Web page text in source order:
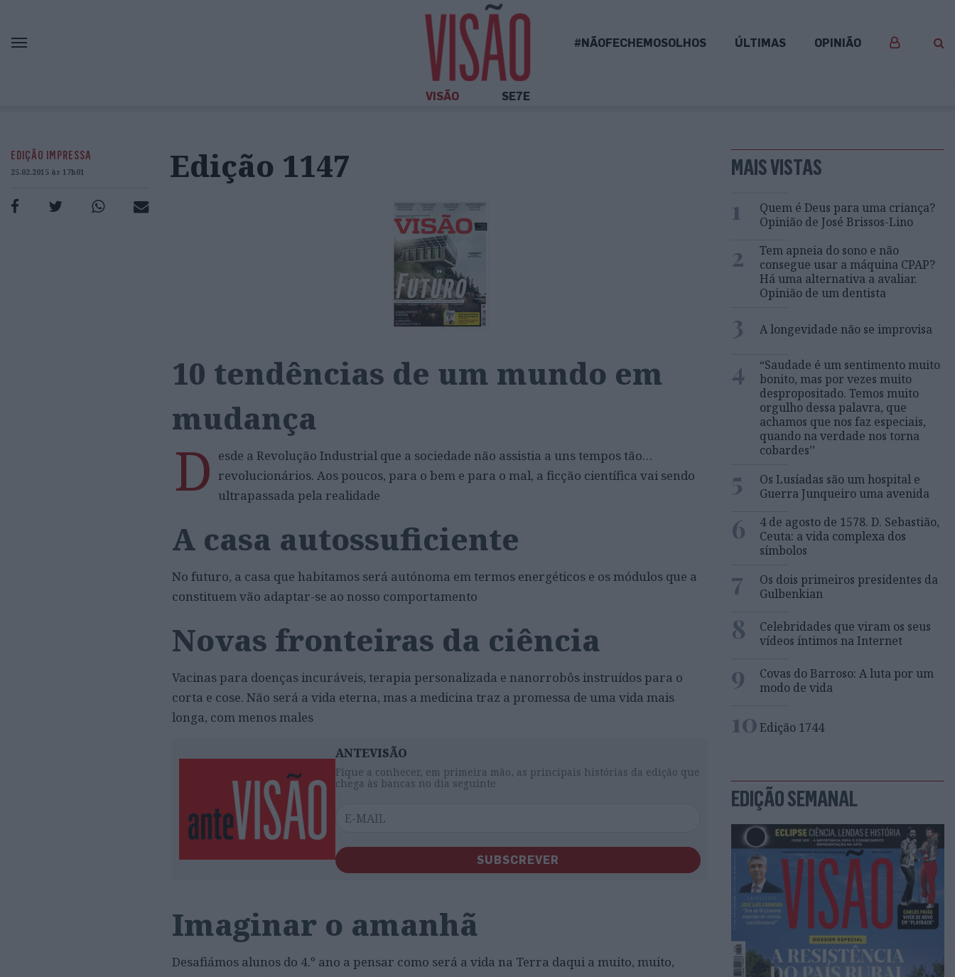
#NÃOFECHEMOSOLHOS ÚLTIMAS OPINIÃO
VISÃO SE7E
EDIÇÃO IMPRESSA
25.02.2015 às 17h01 Edição 1147
10 tendências de um mundo em
mudança
D esde a Revolução Industrial que a sociedade não assistia a uns tempos tão…
revolucionários. Aos poucos, para o bem e para o mal, a ficção científica vai sendo
ultrapassada pela realidade
A casa autossuficiente
No futuro, a casa que habitamos será autónoma em termos energéticos e os módulos que a
constituem vão adaptar-se ao nosso comportamento
Novas fronteiras da ciência
Vacinas para doenças incuráveis, terapia personalizada e nanorrobôs instruídos para o
corta e cose. Não será a vida eterna, mas a medicina traz a promessa de uma vida mais
longa, com menos males
ANTEVISÃO
Fique a conhecer, em primeira mão, as principais histórias da edição que
chega às bancas no dia seguinte
SUBSCREVER
Imaginar o amanhã
Desafiámos alunos do 4.º ano a pensar como será a vida na Terra daqui a muito, muito,
MAIS VISTAS
1
Quem é Deus para uma criança?
Opinião de José Brissos-Lino
2
Tem apneia do sono e não
consegue usar a máquina CPAP?
Há uma alternativa a avaliar.
Opinião de um dentista
3 A longevidade não se improvisa
4
“Saudade é um sentimento muito
bonito, mas por vezes muito
despropositado. Temos muito
orgulho dessa palavra, que
achamos que nos faz especiais,
quando na verdade nos torna
cobardes’’
5
Os Lusíadas são um hospital e
Guerra Junqueiro uma avenida
6
4 de agosto de 1578. D. Sebastião,
Ceuta: a vida complexa dos
símbolos
7
Os dois primeiros presidentes da
Gulbenkian
8
Celebridades que viram os seus
vídeos íntimos na Internet
9
Covas do Barroso: A luta por um
modo de vida
10Edição 1744
EDIÇÃO SEMANAL